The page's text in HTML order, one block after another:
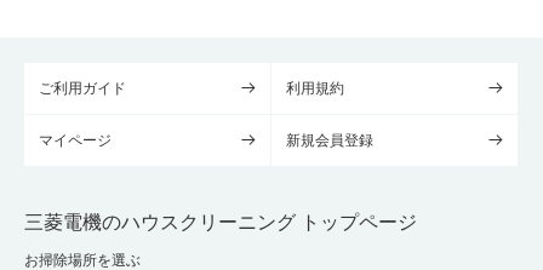
ご利用ガイド 利用規約
マイページ 新規会員登録
三菱電機のハウスクリーニング トップページ
お掃除場所を選ぶ